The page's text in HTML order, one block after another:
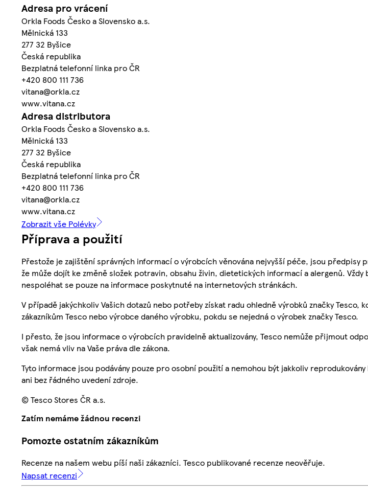
Adresa pro vrácení
Orkla Foods Česko a Slovensko a.s.
Mělnická 133
277 32 Byšice
Česká republika
Bezplatná telefonní linka pro ČR
+420 800 111 736
vitana@orkla.cz
www.vitana.cz
Adresa distributora
Orkla Foods Česko a Slovensko a.s.
Mělnická 133
277 32 Byšice
Česká republika
Bezplatná telefonní linka pro ČR
+420 800 111 736
vitana@orkla.cz
www.vitana.cz
Zobrazit vše Polévky
Příprava a použití
Přestože je zajištění správných informací o výrobcích věnována nejvyšší péče, jsou předpisy
že může dojít ke změně složek potravin, obsahu živin, dietetických informací a alergenů.
nespoléhat se pouze na informace poskytnuté na internetových stránkách.
V případě jakýchkoliv Vašich dotazů nebo potřeby získat radu ohledně výrobků značky
zákazníkům Tesco nebo výrobce daného výrobku, pokdu se nejedná o výrobek značky Tesco.
I přesto, že jsou informace o výrobcích pravidelně aktualizovány, Tesco nemůže přijmout
však nemá vliv na Vaše práva dle zákona.
Tyto informace jsou podávány pouze pro osobní použití a nemohou být jakkoliv
ani bez řádného uvedení zdroje.
© Tesco Stores ČR a.s.
Zatím nemáme žádnou recenzi
Pomozte ostatním zákazníkům
Recenze na našem webu píší naši zákazníci. Tesco publikované recenze neověřuje.
Napsat recenzi